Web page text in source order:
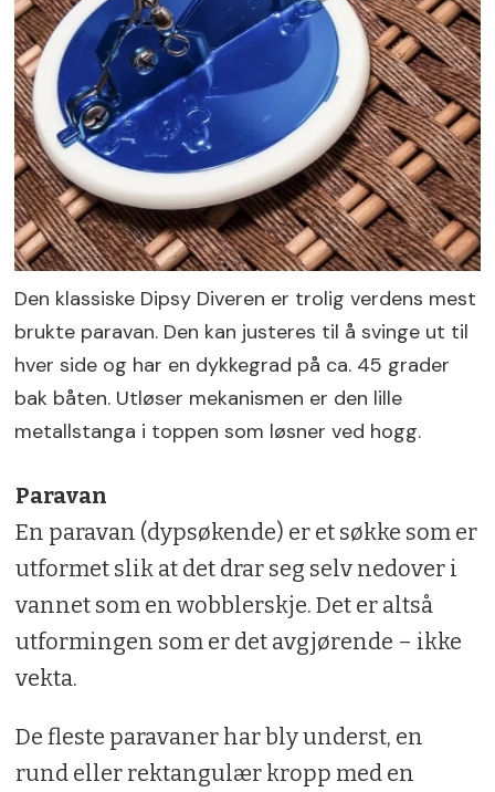
Den klassiske Dipsy Diveren er trolig verdens mest
brukte paravan. Den kan justeres til å svinge ut til
hver side og har en dykkegrad på ca. 45 grader
bak båten. Utløser­ mekanismen er den lille
metallstanga i toppen som løsner ved hogg.
Paravan
En paravan (dypsøkende) er et søkke som er
utformet slik at det drar seg selv nedover i
vannet som en wobbler­skje. Det er altså
utformingen som er det avgjørende – ikke
vekta.
De fleste paravaner har bly underst, en
rund eller rektangulær kropp med en